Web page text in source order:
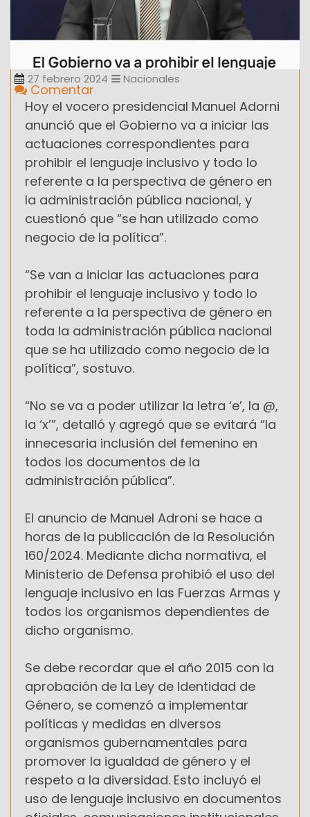
27 febrero 2024 Nacionales
Comentar
Hoy el vocero presidencial Manuel Adorni
anunció que el Gobierno va a iniciar las
actuaciones correspondientes para
prohibir el lenguaje inclusivo y todo lo
referente a la perspectiva de género en
la administración pública nacional, y
cuestionó que “se han utilizado como
negocio de la política”.
“Se van a iniciar las actuaciones para
prohibir el lenguaje inclusivo y todo lo
referente a la perspectiva de género en
toda la administración pública nacional
que se ha utilizado como negocio de la
política”, sostuvo.
“No se va a poder utilizar la letra ‘e’, la @,
la ‘x’”, detalló y agregó que se evitará “la
innecesaria inclusión del femenino en
todos los documentos de la
administración pública”.
El anuncio de Manuel Adroni se hace a
horas de la publicación de la Resolución
160/2024. Mediante dicha normativa, el
Ministerio de Defensa prohibió el uso del
lenguaje inclusivo en las Fuerzas Armas y
todos los organismos dependientes de
dicho organismo.
Se debe recordar que el año 2015 con la
aprobación de la Ley de Identidad de
Género, se comenzó a implementar
políticas y medidas en diversos
organismos gubernamentales para
promover la igualdad de género y el
respeto a la diversidad. Esto incluyó el
uso de lenguaje inclusivo en documentos